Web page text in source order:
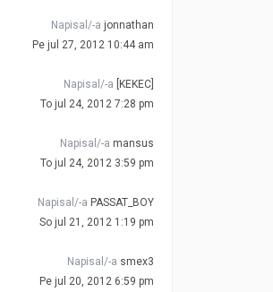
Napisal/-a jonnathan
Pe jul 27, 2012 10:44 am
Napisal/-a
[KEKEC]
To jul 24, 2012 7:28 pm
Napisal/-a mansus
To jul 24, 2012 3:59 pm
Napisal/-a PASSAT_BOY
So jul 21, 2012 1:19 pm
Napisal/-a smex3
Pe jul 20, 2012 6:59 pm